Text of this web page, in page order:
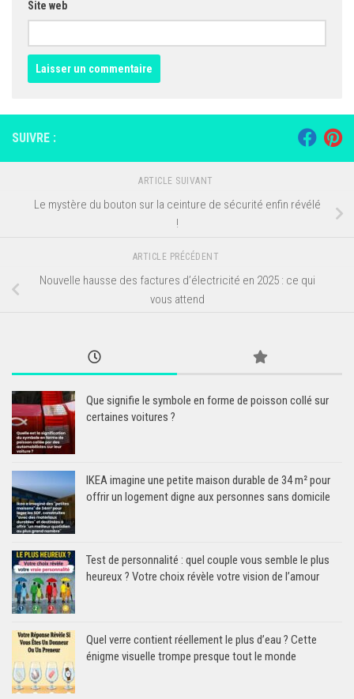
Site web
SUIVRE :
ARTICLE SUIVANT
Le mystère du bouton sur la ceinture de sécurité enfin révélé
!
ARTICLE PRÉCÉDENT
Nouvelle hausse des factures d’électricité en 2025 : ce qui
vous attend
Que signifie le symbole en forme de poisson collé sur
certaines voitures ?
IKEA imagine une petite maison durable de 34 m² pour
offrir un logement digne aux personnes sans domicile
Test de personnalité : quel couple vous semble le plus
heureux ? Votre choix révèle votre vision de l’amour
Quel verre contient réellement le plus d’eau ? Cette
énigme visuelle trompe presque tout le monde